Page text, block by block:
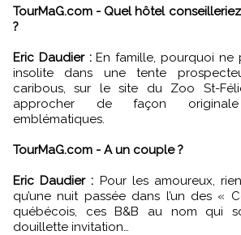
TourMaG.com - Quel hôtel
?
Eric Daudier :En famille, pourquoi ne
insolite dans une tente
caribous, sur le site du Zoo St-
approcher de façon
emblématiques.
TourMaG.com - A un couple ?
Eric Daudier : Pour les amoureux,
qu’une nuit passée dans l’un des «
québécois, ces B&B au nom qui
douillette invitation…